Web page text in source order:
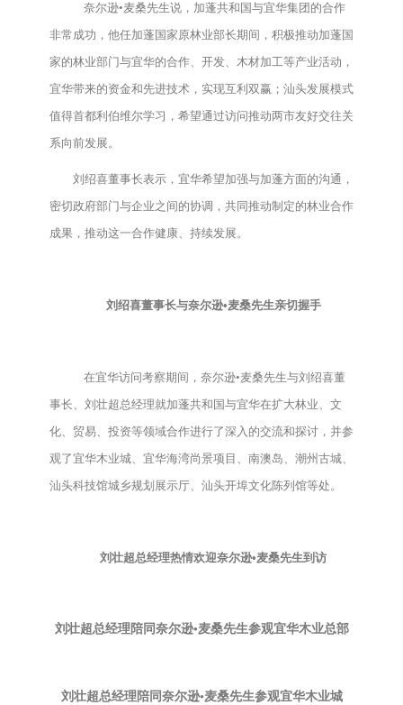
奈尔逊•麦桑先生说，加蓬共和国与宜华集团的合作
非常成功，他任加蓬国家原林业部长期间，积极推动加蓬国
家的林业部门与宜华的合作、开发、木材加工等产业活动，
宜华带来的资金和先进技术，实现互利双赢；汕头发展模式
值得首都利伯维尔学习，希望通过访问推动两市友好交往关
系向前发展。
刘绍喜董事长表示，宜华希望加强与加蓬方面的沟通，
密切政府部门与企业之间的协调，共同推动制定的林业合作
成果，推动这一合作健康、持续发展。
刘绍喜董事长与奈尔逊•麦桑先生亲切握手
在宜华访问考察期间，奈尔逊•麦桑先生与刘绍喜董
事长、刘壮超总经理就加蓬共和国与宜华在扩大林业、文
化、贸易、投资等领域合作进行了深入的交流和探讨，并参
观了宜华木业城、宜华海湾尚景项目、南澳岛、潮州古城、
汕头科技馆城乡规划展示厅、汕头开埠文化陈列馆等处。
刘壮超总经理热情欢迎奈尔逊•麦桑先生到访
刘壮超总经理陪同奈尔逊•麦桑先生参观宜华木业总部
刘壮超总经理陪同奈尔逊•麦桑先生参观宜华木业城